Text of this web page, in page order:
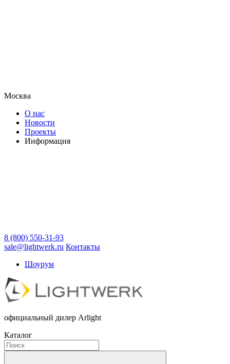
Москва
О нас
Новости
Проекты
Информация
8 (800) 550-31-93
sale@lightwerk.ru Контакты
Шоурум
официальный дилер Arlight
Каталог